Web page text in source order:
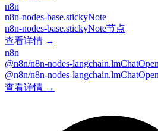
n8n
n8n-nodes-base.stickyNote
n8n-nodes-base.stickyNote节点
查看详情 →
n8n
@n8n/n8n-nodes-
@n8n/n8n-nodes-
查看详情 →